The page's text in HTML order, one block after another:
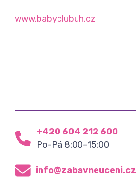
www.babyclubuh.cz
+420 604 212 600
Po-Pá 8:00–15:00
info@zabavneuceni.cz